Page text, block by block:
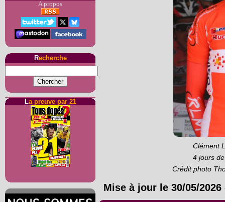
A propos
Recherche
La preuve par 21
Clément
4 jours
Crédit photo
Mise à jour le 30/05/2026